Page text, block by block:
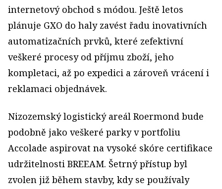
internetový obchod s módou. Ještě letos
plánuje GXO do haly zavést řadu inovativních
automatizačních prvků, které zefektivní
veškeré procesy od příjmu zboží, jeho
kompletaci, až po expedici a zároveň vrácení i
reklamaci objednávek.
Nizozemský logistický areál Roermond bude
podobně jako veškeré parky v portfoliu
Accolade aspirovat na vysoké skóre certifikace
udržitelnosti BREEAM. Šetrný přístup byl
zvolen již během stavby, kdy se používaly